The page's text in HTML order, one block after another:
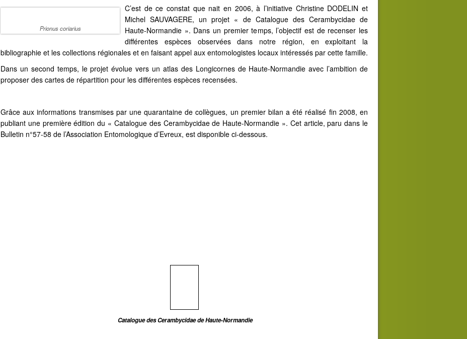
Prionus coriarius
C’est de ce constat que nait en 2006, à l’initiative Christine DODELIN et
Michel SAUVAGERE, un projet « de Catalogue des Cerambycidae de
Haute-Normandie ». Dans un premier temps, l’objectif est de recenser les
différentes espèces observées dans notre région, en exploitant la
bibliographie et les collections régionales et en faisant appel aux entomologistes locaux intéressés par cette famille.
Dans un second temps, le projet évolue vers un atlas des Longicornes de Haute-Normandie avec l’ambition de
proposer des cartes de répartition pour les différentes espèces recensées.
Grâce aux informations transmises par une quarantaine de collègues, un premier bilan a été réalisé fin 2008, en
publiant une première édition du « Catalogue des Cerambycidae de Haute-Normandie ». Cet article, paru dans le
Bulletin n°57-58 de l’Association Entomologique d’Evreux, est disponible ci-dessous.
Catalogue des Cerambycidae de Haute-Normandie